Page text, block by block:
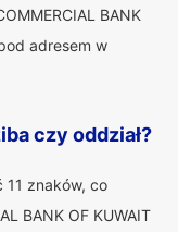
BANK
adresem w
czy oddział?
11 znaków, co
BANK OF KUWAIT